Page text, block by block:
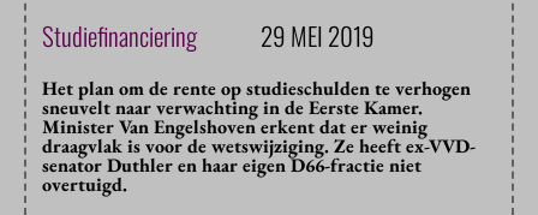
Studiefinanciering 29 MEI 2019
Het plan om de rente op studieschulden te verhogen
sneuvelt naar verwachting in de Eerste Kamer.
Minister Van Engelshoven erkent dat er weinig
draagvlak is voor de wetswijziging. Ze heeft ex-VVD-
senator Duthler en haar eigen D66-fractie niet
overtuigd.